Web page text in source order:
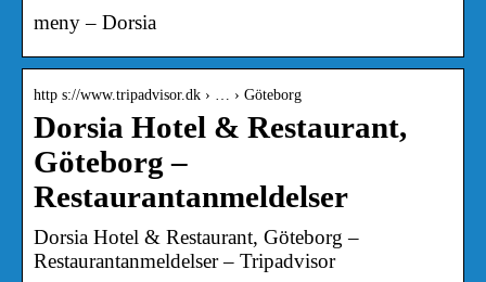
meny – Dorsia
http s://www.tripadvisor.dk › … › Göteborg
Dorsia Hotel & Restaurant,
Göteborg –
Restaurantanmeldelser
Dorsia Hotel & Restaurant, Göteborg –
Restaurantanmeldelser – Tripadvisor